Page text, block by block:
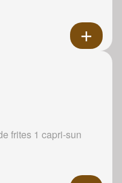
frites 1 capri-sun